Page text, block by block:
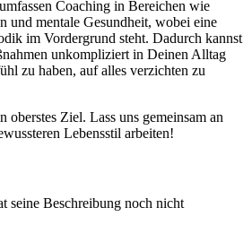
Coaching in Bereichen wie
und mentale Gesundheit, wobei eine
im Vordergrund steht. Dadurch kannst
unkompliziert in Deinen Alltag
zu haben, auf alles verzichten zu
oberstes Ziel. Lass uns gemeinsam an
Lebensstil arbeiten!
seine Beschreibung noch nicht